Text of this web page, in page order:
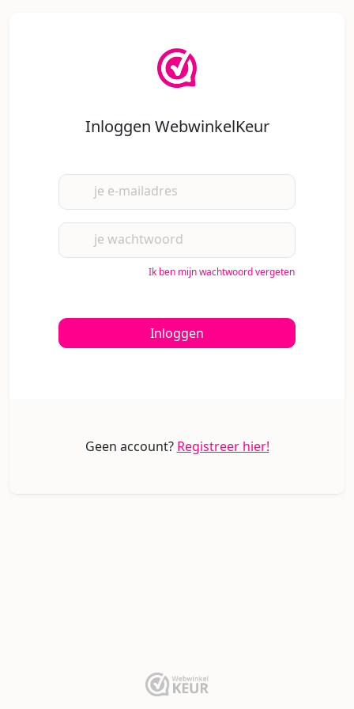
Inloggen WebwinkelKeur
je e-mailadres
je wachtwoord
Ik ben mijn wachtwoord vergeten
Inloggen
Geen account? Registreer hier!